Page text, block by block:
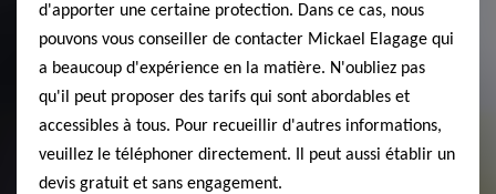
d'apporter une certaine protection. Dans ce cas, nous
pouvons vous conseiller de contacter Mickael Elagage qui
a beaucoup d'expérience en la matière. N'oubliez pas
qu'il peut proposer des tarifs qui sont abordables et
accessibles à tous. Pour recueillir d'autres informations,
veuillez le téléphoner directement. Il peut aussi établir un
devis gratuit et sans engagement.